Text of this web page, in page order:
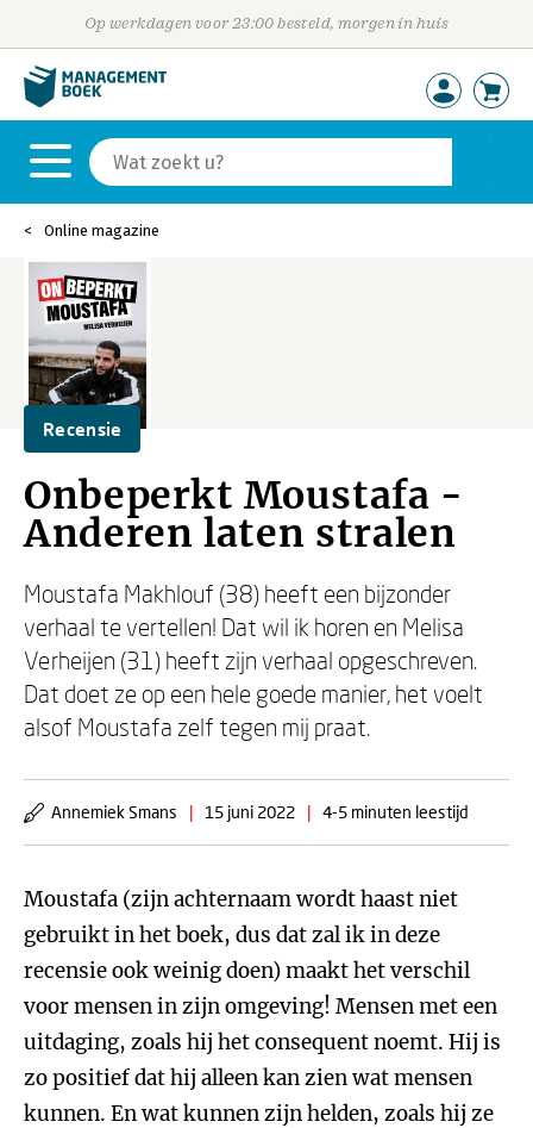
Op werkdagen voor 23:00 besteld, morgen in huis
Online magazine
Recensie
Onbeperkt Moustafa -
Anderen laten stralen
Moustafa Makhlouf (38) heeft een bijzonder
verhaal te vertellen! Dat wil ik horen en Melisa
Verheijen (31) heeft zijn verhaal opgeschreven.
Dat doet ze op een hele goede manier, het voelt
alsof Moustafa zelf tegen mij praat.
Annemiek Smans | 15 juni 2022 | 4-5 minuten leestijd
Moustafa (zijn achternaam wordt haast niet
gebruikt in het boek, dus dat zal ik in deze
recensie ook weinig doen) maakt het verschil
voor mensen in zijn omgeving! Mensen met een
uitdaging, zoals hij het consequent noemt. Hij is
zo positief dat hij alleen kan zien wat mensen
kunnen. En wat kunnen zijn helden, zoals hij ze